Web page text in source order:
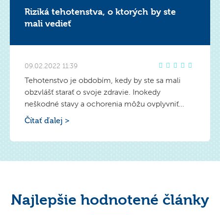
Riziká tehotenstva, o ktorých by ste
mali vedieť
09.02.2022 11:39
Tehotenstvo je obdobím, kedy by ste sa mali
obzvlášť starať o svoje zdravie. Inokedy
neškodné stavy a ochorenia môžu ovplyvniť
vývoj dieťaťa v matkinom lone.
Čítať ďalej >
Najlepšie hodnotené články